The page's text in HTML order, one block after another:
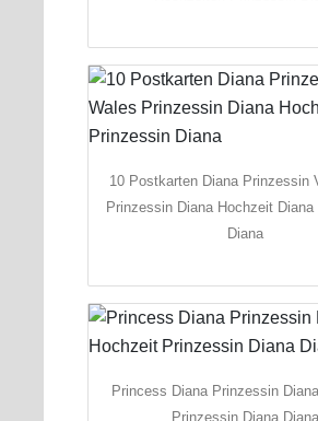
10 Postkarten Diana Prinzessin
Prinzessin Diana Hochzeit
Diana
Princess Diana Prinzessin
Prinzessin Diana Diana